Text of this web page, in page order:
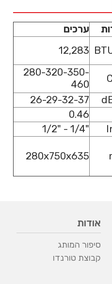
ערכים
12,283
280-320-350-
460
26-29-32-37
0.46
"1/4 - "1/2
280x750x635
אודות
סיפור המותג
קבוצת טורנדו